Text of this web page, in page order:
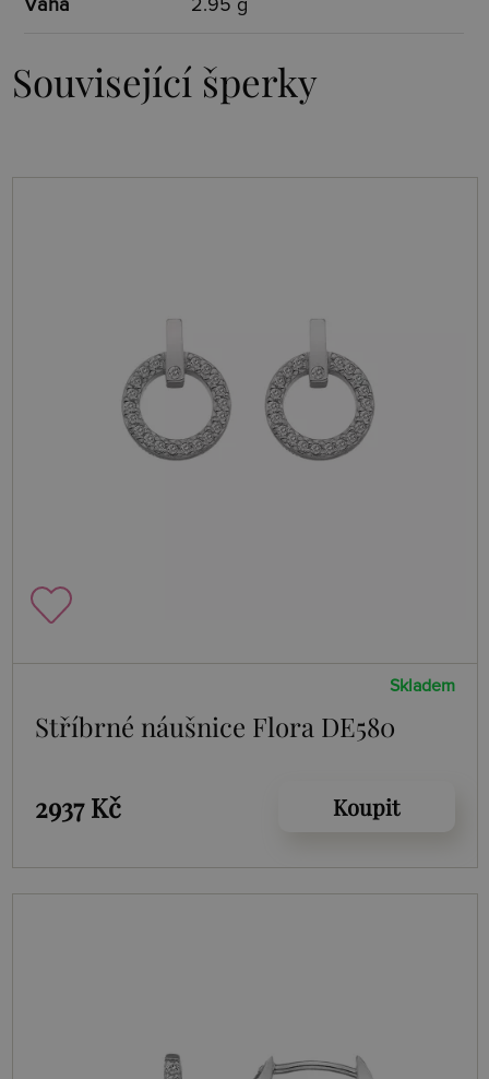
Váha 2.95 g
Související šperky
Skladem
Stříbrné náušnice Flora DE580
2937 Kč Koupit